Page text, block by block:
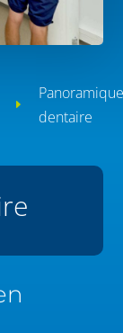
E
dentaire